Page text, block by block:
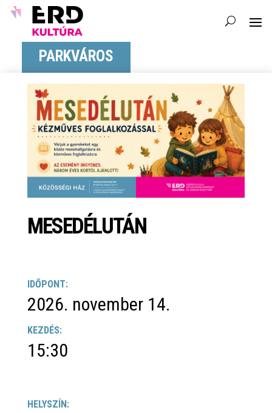
PARKVÁROS
MESEDÉLUTÁN
IDŐPONT:
2026. november 14.
KEZDÉS:
15:30
HELYSZÍN: